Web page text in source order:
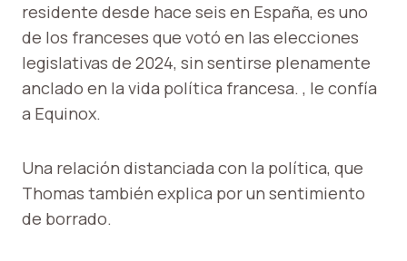
residente desde hace seis en España, es uno
de los franceses que votó en las elecciones
legislativas de 2024, sin sentirse plenamente
anclado en la vida política francesa. , le confía
a Equinox.
Una relación distanciada con la política, que
Thomas también explica por un sentimiento
de borrado.